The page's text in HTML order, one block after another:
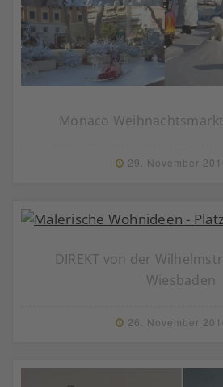
Monaco
29. November
DIREKT von der
Wiesbaden
26. November